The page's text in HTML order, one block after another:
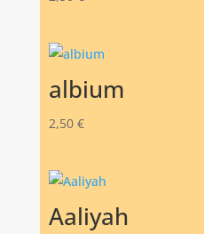
albium
2,50 €
Aaliyah